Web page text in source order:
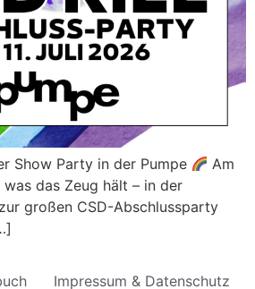
Show Party in der Pumpe
Am
das Zeug hält – in der
großen CSD-Abschlussparty
Impressum & Datenschutz